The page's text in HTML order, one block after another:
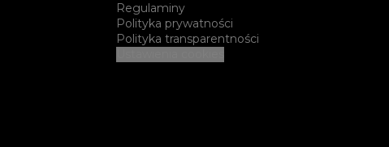
Regulaminy
Polityka prywatności
Polityka transparentności